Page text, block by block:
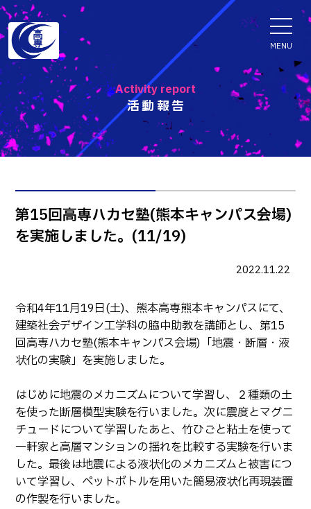
活動報告
Activity report
第15回高専ハカセ塾(熊本キャンパス会場)
を実施しました。(11/19)
2022.11.22
令和4年11月19日(土)、熊本高専熊本キャンパスにて、
建築社会デザイン工学科の脇中助教を講師とし、第15
回高専ハカセ塾(熊本キャンパス会場)「地震・断層・液
状化の実験」を実施しました。
はじめに地震のメカニズムについて学習し、２種類の土
を使った断層模型実験を行いました。次に震度とマグニ
チュードについて学習したあと、竹ひごと粘土を使って
一軒家と高層マンションの揺れを比較する実験を行いま
した。最後は地震による液状化のメカニズムと被害につ
いて学習し、ペットボトルを用いた簡易液状化再現装置
の作製を行いました。
MENU
ENGLISH
学科・専攻科
電子情報学系学科
知能制御情報工学科
情報工学科
融合・複合工学系学科
生物化学システム工学科
基幹教育科
専攻科
電子情報システム工学専攻
生産システム工学専攻
入試情報
入試速報
Webオープンキャンパス
オープンキャンパス等
進学の手引き
受験生向け 熊本高専 Q&A
熊本高専が運用するWebサイト・SNS・動画チャネ
ル等
イベント
学校概要
交通アクセス
教員紹介
パンフレット・紹介動画
産学官連携・地域連携
国際交流
受賞等
活動報告
ご寄付・ネーミングライ
ツ等
キャリア関係
情報セキュリティ